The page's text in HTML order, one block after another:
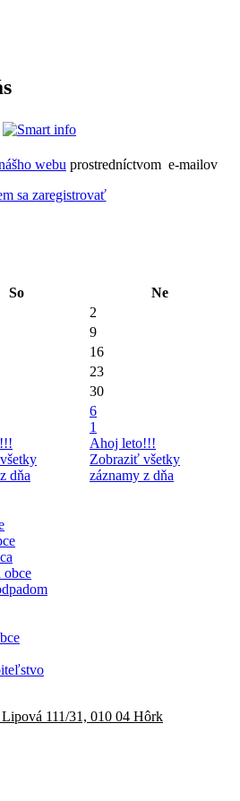
webu prostredníctvom e-mailov
sa zaregistrovať
So
Ne
2
9
16
23
30
dňa
6
1
Ahoj leto!!!
Zobraziť všetky
záznamy z dňa
obce
Lipová 111/31, 010 04 Hôrk